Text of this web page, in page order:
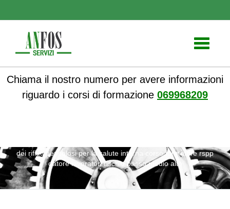
Toggle
Chiama il nostro numero per avere informazioni
riguardo i corsi di formazione 069968209
dei rifiuti pericolosi per la salute interna corso formatore rspp
datore lavoratori rischio basso medio alto